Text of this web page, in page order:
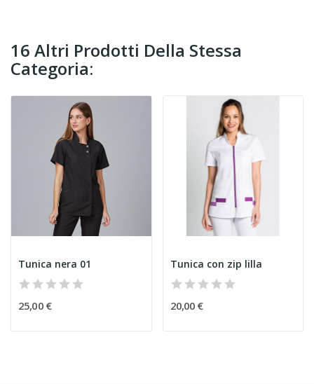
16 Altri Prodotti Della Stessa
Categoria:
Tunica nera 01
25,00 €
Tunica con zip lilla
20,00 €